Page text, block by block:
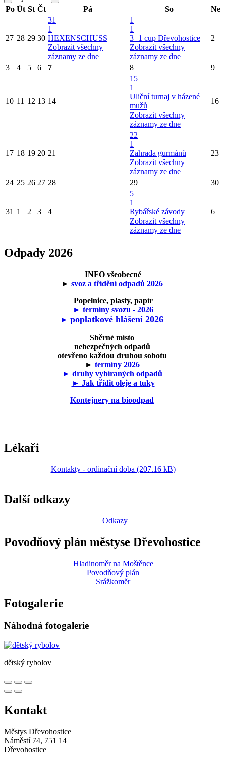
Po Út St Čt Pá So Ne
27 28 29 30
31
1
HEXENSCHUSS
Zobrazit všechny
záznamy ze dne
1
1
3+1 cup Dřevohostice
Zobrazit všechny
záznamy ze dne
2
3 4 5 6 7 8 9
10 11 12 13 14
15
1
Uliční turnaj v házené
mužů
Zobrazit všechny
záznamy ze dne
16
17 18 19 20 21
22
1
Zahrada gurmánů
Zobrazit všechny
záznamy ze dne
23
24 25 26 27 28 29 30
31 1 2 3 4
5
1
Rybářské závody
Zobrazit všechny
záznamy ze dne
6
Odpady 2026
INFO všeobecné
► svoz a třídění odpadů 2026
Popelnice, plasty, papír
► termíny svozu - 2026
► poplatkové hlášení 2026
Sběrné místo
nebezpečných odpadů
otevřeno každou druhou sobotu
► termíny 2026
► druhy vybíraných odpadů
► Jak třídit oleje a tuky
Kontejnery na bioodpad
Lékaři
Kontakty - ordinační doba (207.16 kB)
Další odkazy
Odkazy
Povodňový plán městyse Dřevohostice
Hladinoměr na Moštěnce
Povodňový plán
Srážkoměr
Fotogalerie
Náhodná fotogalerie
dětský rybolov
Kontakt
Městys Dřevohostice
Náměstí 74, 751 14
Dřevohostice